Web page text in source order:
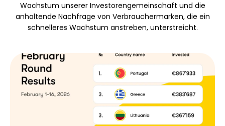
Markenauswahl
Rechner
Rundenverlauf
Wachstum unserer Investorengemeinschaft und die
anhaltende Nachfrage von Verbrauchermarken, die ein
schnelleres Wachstum anstreben, unterstreicht.